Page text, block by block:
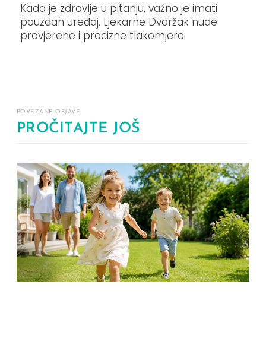
Kada je zdravlje u pitanju, važno je imati
pouzdan uređaj. Ljekarne Dvoržak nude
provjerene i precizne tlakomjere.
POVEZANE OBJAVE
PROČITAJTE JOŠ